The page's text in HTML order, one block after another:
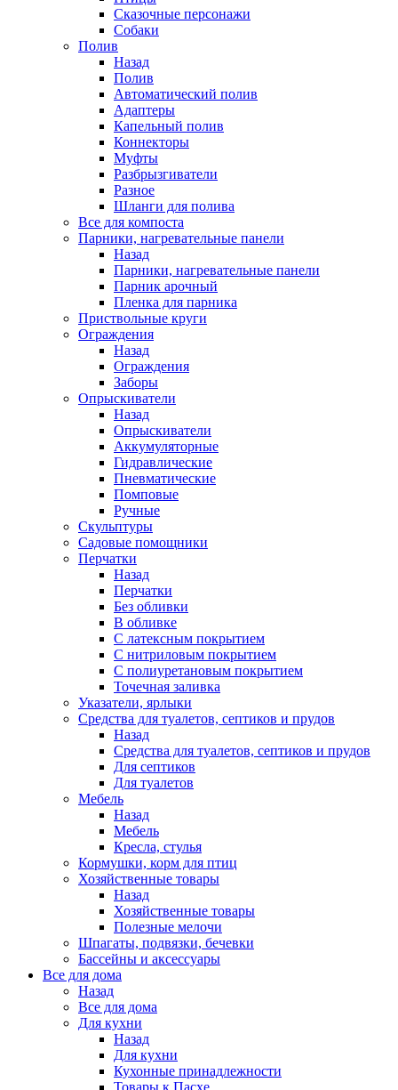
Сказочные персонажи
Собаки
Полив
Назад
Полив
Автоматический полив
Адаптеры
Капельный полив
Коннекторы
Муфты
Разбрызгиватели
Разное
Шланги для полива
Все для компоста
Парники, нагревательные панели
Назад
Парники, нагревательные панели
Парник арочный
Пленка для парника
Приствольные круги
Ограждения
Назад
Ограждения
Заборы
Опрыскиватели
Назад
Опрыскиватели
Аккумуляторные
Гидравлические
Пневматические
Помповые
Ручные
Скульптуры
Садовые помощники
Перчатки
Назад
Перчатки
Без обливки
В обливке
С латексным покрытием
С нитриловым покрытием
С полиуретановым покрытием
Точечная заливка
Указатели, ярлыки
Средства для туалетов, септиков и прудов
Назад
Средства для туалетов, септиков и прудов
Для септиков
Для туалетов
Мебель
Назад
Мебель
Кресла, стулья
Кормушки, корм для птиц
Хозяйственные товары
Назад
Хозяйственные товары
Полезные мелочи
Шпагаты, подвязки, бечевки
Бассейны и аксессуары
Все для дома
Назад
Все для дома
Для кухни
Назад
Для кухни
Кухонные принадлежности
Товары к Пасхе